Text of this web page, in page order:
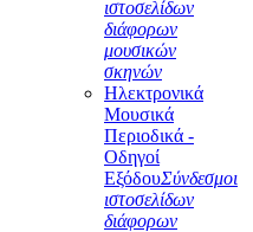
ιστοσελίδων
διάφορων
μουσικών
σκηνών
Ηλεκτρονικά
Μουσικά
Περιοδικά -
Οδηγοί
ΕξόδουΣύνδεσμοι
ιστοσελίδων
διάφορων